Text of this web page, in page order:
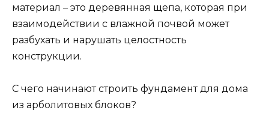
материал – это деревянная щепа, которая при
взаимодействии с влажной почвой может
разбухать и нарушать целостность
конструкции.
С чего начинают строить фундамент для дома
из арболитовых блоков?